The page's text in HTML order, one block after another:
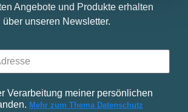
Angebote und Produkte erhalten
unseren Newsletter.
Verarbeitung meiner persönlichen
Mehr zum Thema Datenschutz